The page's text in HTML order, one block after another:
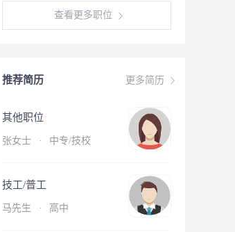
查看更多职位
更多简历
推荐简历
其他职位
张女士 · 中专/技校
技工/普工
马先生 · 高中